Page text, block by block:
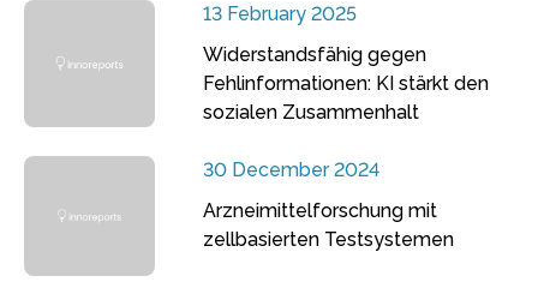
13 February 2025
Widerstandsfähig gegen
Fehlinformationen: KI stärkt den
sozialen Zusammenhalt
30 December 2024
Arzneimittelforschung mit
zellbasierten Testsystemen